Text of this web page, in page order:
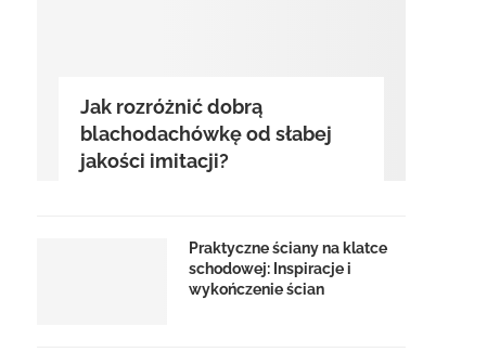
Jak rozróżnić dobrą
blachodachówkę od słabej
jakości imitacji?
Praktyczne ściany na klatce
schodowej: Inspiracje i
wykończenie ścian